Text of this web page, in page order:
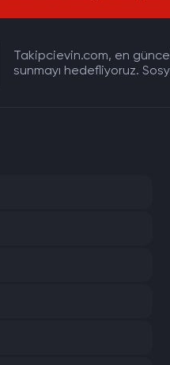
Takipcievin.com, en
sunmayı hedefliyoruz.